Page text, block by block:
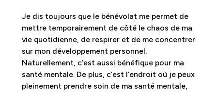
Je dis toujours que le bénévolat me permet de
mettre temporairement de côté le chaos de ma
vie quotidienne, de respirer et de me concentrer
sur mon développement personnel.
Naturellement, c’est aussi bénéfique pour ma
santé mentale. De plus, c’est l’endroit où je peux
pleinement prendre soin de ma santé mentale,